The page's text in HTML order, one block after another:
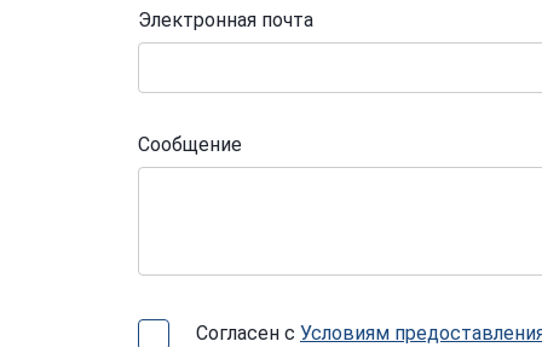
Электронная почта
Сообщение
Согласен с Условиям